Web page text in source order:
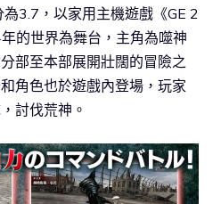
3.7，以家用主機遊戲《GE 2
的世界為舞台，主角為噬神
部至本部展開壯闊的冒險之
角色也於遊戲內登場，玩家
討伐荒神。